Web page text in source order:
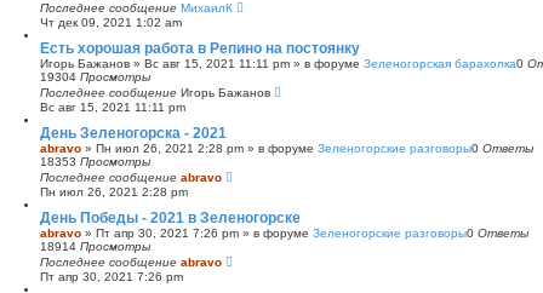
Последнее сообщение МихаилК
Чт дек 09, 2021 1:02 am
Есть хорошая работа в Репино на постоянку
Игорь Бажанов » Вс авг 15, 2021 11:11 pm » в форуме Зеленогорская барахолка0
19304 Просмотры
Последнее сообщение Игорь Бажанов
Вс авг 15, 2021 11:11 pm
День Зеленогорска - 2021
abravo » Пн июл 26, 2021 2:28 pm » в форуме Зеленогорские разговоры0 Ответы
18353 Просмотры
Последнее сообщение abravo
Пн июл 26, 2021 2:28 pm
День Победы - 2021 в Зеленогорске
abravo » Пт апр 30, 2021 7:26 pm » в форуме Зеленогорские разговоры0 Ответы
18914 Просмотры
Последнее сообщение abravo
Пт апр 30, 2021 7:26 pm